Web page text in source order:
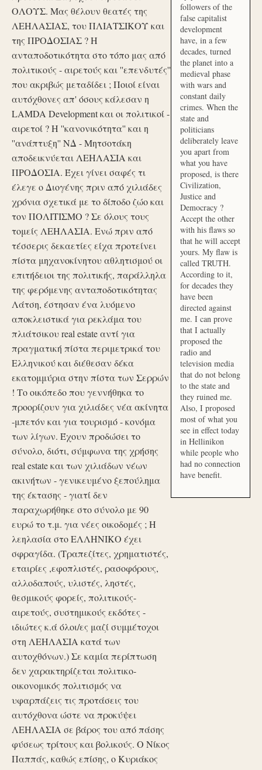
ΟΛΟΥΣ. Μας θέλουν θεατές της
ΛΕΗΛΑΣΙΑΣ, του ΠΛΙΑΤΣΙΚΟΥ και
της ΠΡΟΔΟΣΙΑΣ ? Η
ανταποδοτικότητα στο τόπο μας από
πολιτικούς - αιρετούς και ''επενδυτές''
που ακριβώς μεταδίδει ; Ποιοί είναι
αυτόχθονες απ' όσους κάλεσαν η
LAMDA Development και οι πολιτικοί -
αιρετοί ? Η ''κανονικότητα'' και η
''ανάπτυξη'' ΝΔ - Μητσοτάκη
αποδεικνύεται ΛΕΗΛΑΣΙΑ και
ΠΡΟΔΟΣΙΑ. Έχει γίνει σαφές τι
έλεγε ο Διογένης πριν από χιλιάδες
χρόνια σχετικά με το δίποδο ζώο και
τον ΠΟΛΙΤΙΣΜΟ ? Σε όλους τους
τομείς ΛΕΗΛΑΣΙΑ. Ενώ πριν από
τέσσερις δεκαετίες είχα προτείνει
πίστα μηχανοκίνητου αθλητισμού οι
επιτήδειοι της πολιτικής, παράλληλα
της φερόμενης ανταποδοτικότητας
Λάτση, έστησαν ένα λυόμενο
αποκλειστικά για ρεκλάμα του
πλιάτσικου real estate αντί για
πραγματική πίστα περιμετρικά του
Ελληνικού και διέθεσαν δέκα
εκατομμύρια στην πίστα των Σερρών
! Το οικόπεδο που γεννήθηκα το
προορίζουν για χιλιάδες νέα ακίνητα
-μπετόν και για τουρισμό - κονόμα
των λίγων. Έχουν προδώσει το
σύνολο, διότι, σύμφωνα της χρήσης
real estate και των χιλιάδων νέων
ακινήτων - γενικευμένο ξεπούλημα
της έκτασης - γιατί δεν
παραχωρήθηκε στο σύνολο με 90
ευρώ το τ.μ. για νέες οικοδομές ; Η
λεηλασία στο ΕΛΛΗΝΙΚΟ έχει
σφραγίδα. (Τραπεζίτες, χρηματιστές,
εταιρίες ,εφοπλιστές, ρασοφόρους,
αλλοδαπούς, υλιστές, ληστές,
θεσμικούς φορείς, πολιτικούς-
αιρετούς, συστημικούς εκδότες -
ιδιώτες κ.ά όλοι/ες μαζί συμμέτοχοι
στη ΛΕΗΛΑΣΙΑ κατά των
αυτοχθόνων.) Σε καμία περίπτωση
δεν χαρακτηρίζεται πολιτικο-
οικονομικός πολιτισμός να
υφαρπάζεις τις προτάσεις του
αυτόχθονα ώστε να προκύψει
ΛΕΗΛΑΣΙΑ σε βάρος του από πάσης
φύσεως τρίτους και βολικούς. Ο Νίκος
Παππάς, καθώς επίσης, ο Κυριάκος
followers of the
false capitalist
development
have, in a few
decades, turned
the planet into a
medieval phase
with wars and
constant daily
crimes. When the
state and
politicians
deliberately leave
you apart from
what you have
proposed, is there
Civilization,
Justice and
Democracy ?
Accept the other
with his flaws so
that he will accept
yours. My flaw is
called TRUTH.
According to it,
for decades they
have been
directed against
me. I can prove
that I actually
proposed the
radio and
television media
that do not belong
to the state and
they ruined me.
Also, I proposed
most of what you
see in effect today
in Hellinikon
while people who
had no connection
have benefit.